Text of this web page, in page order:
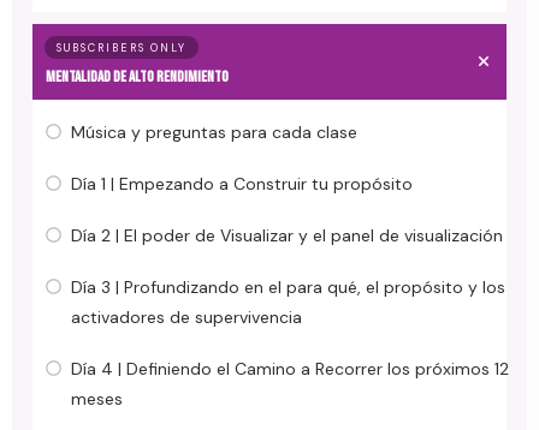
SUBSCRIBERS ONLY
MENTALIDAD DE ALTO RENDIMIENTO
Música y preguntas para cada clase
Día 1 | Empezando a Construir tu propósito
Día 2 | El poder de Visualizar y el panel de visualización
Día 3 | Profundizando en el para qué, el propósito y los
activadores de supervivencia
Día 4 | Definiendo el Camino a Recorrer los próximos 12
meses